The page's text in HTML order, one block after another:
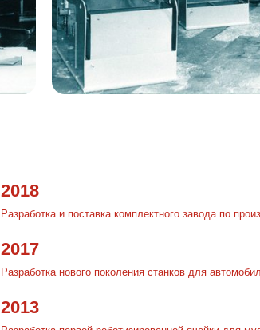
2018
Разработка и поставка комплектного завода по
2017
Разработка нового поколения станков для
2013